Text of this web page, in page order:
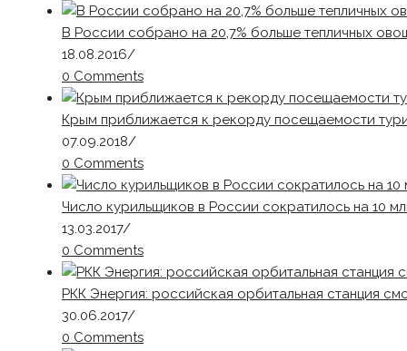
В России собрано на 20,7% больше тепличных
18.08.2016/
0 Comments
Крым приближается к рекорду посещаемости
07.09.2018/
0 Comments
Число курильщиков в России сократилось на 10
13.03.2017/
0 Comments
РКК Энергия: российская орбитальная станция
30.06.2017/
0 Comments